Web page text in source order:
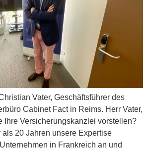
Vater, Geschäftsführer des
Cabinet Fact in Reims. Herr Vater,
Ihre Versicherungskanzlei vorstellen?
20 Jahren unsere Expertise
in Frankreich an und